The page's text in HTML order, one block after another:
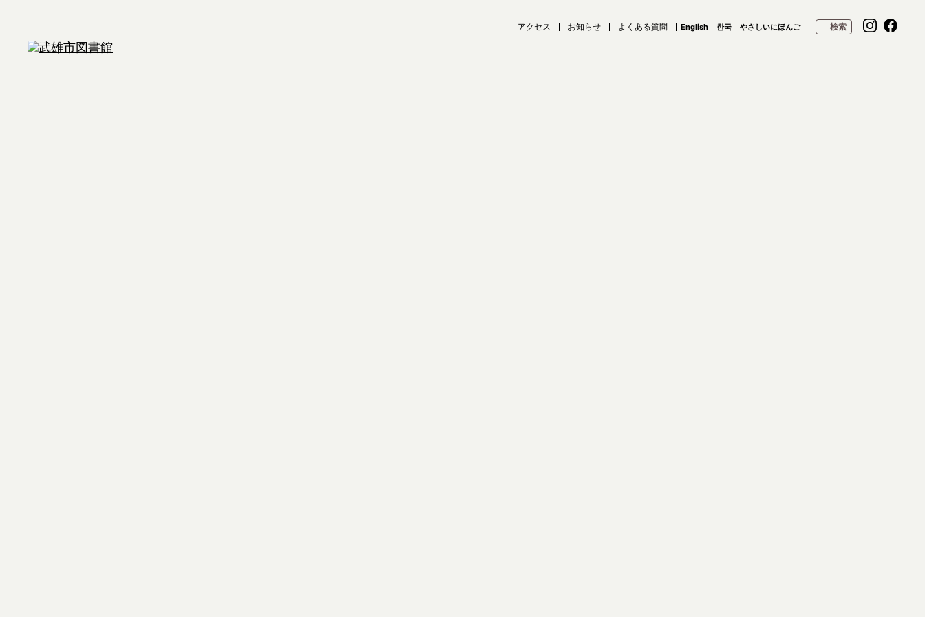
アクセス お知らせ よくある質問 English 한국 やさしいにほんご 検索